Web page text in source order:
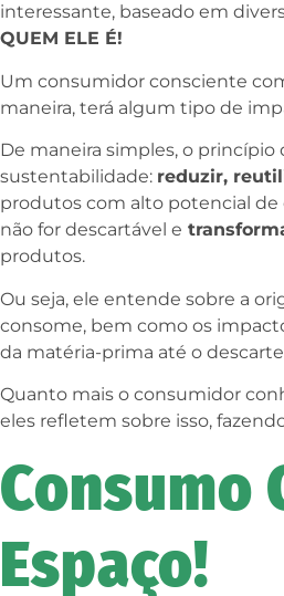
interessante, baseado em
QUEM ELE É!
Um consumidor consciente
maneira, terá algum tipo de
De maneira simples, o
sustentabilidade: reduzir,
produtos com alto potencial de
não for descartável e
produtos.
Ou seja, ele entende sobre a
consome, bem como os
da matéria-prima até o
Quanto mais o consumidor
eles refletem sobre isso,
Consumo
Espaço!